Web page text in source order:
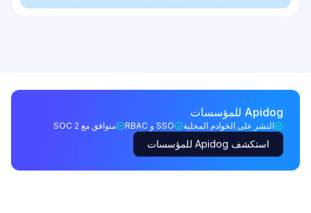
Apidog للمؤسسات
النشر على الخوادم المحلية SSO و RBAC متوافق مع SOC 2
استكشف Apidog للمؤسسات